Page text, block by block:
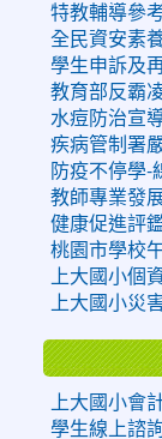
特教輔導參
全民資安素
學生申訴及
教育部反霸
水痘防治宣
疾病管制署
防疫不停學-
教師專業發
健康促進評
桃園市學校
上大國小個
上大國小災
上大國小會
學生線上諮